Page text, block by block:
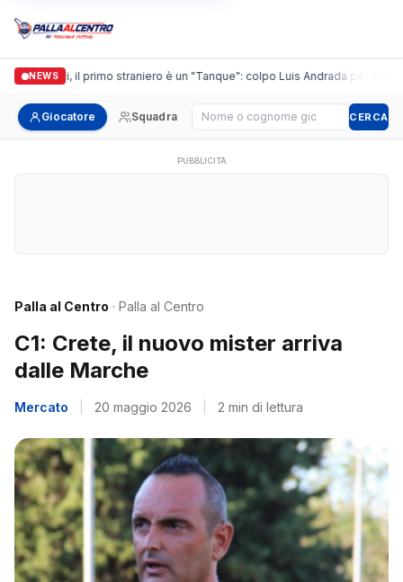
NEWS
Casalguidi, il primo straniero è un "Tanque": colpo Luis Andrada per il
Giocatore Squadra Cerca giocatore CERCA
PUBBLICITÀ
Palla al Centro · Palla al Centro
C1: Crete, il nuovo mister arriva
dalle Marche
Mercato 20 maggio 2026 2 min di lettura